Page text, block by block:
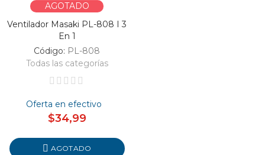
AGOTADO
Ventilador Masaki PL-808 I 3
En 1
Código: PL-808
Todas las categorías
Oferta en efectivo
$34,99
AGOTADO